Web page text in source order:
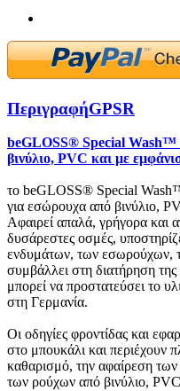
ΠεριγραφήGPSR
beGLOSS® Special Wash™
βινύλιο, PVC και με
το beGLOSS® Special Wash™
για εσώρουχα από βινύλιο,
Αφαιρεί απαλά, γρήγορα και
δυσάρεστες οσμές,
ενδυμάτων, των εσωρούχων,
συμβάλλει στη διατήρηση της
μπορεί να προστατεύσει το
στη Γερμανία.
Οι οδηγίες φροντίδας και
στο μπουκάλι και περιέχουν
καθαρισμό, την αφαίρεση
των ρούχων από βινύλιο,